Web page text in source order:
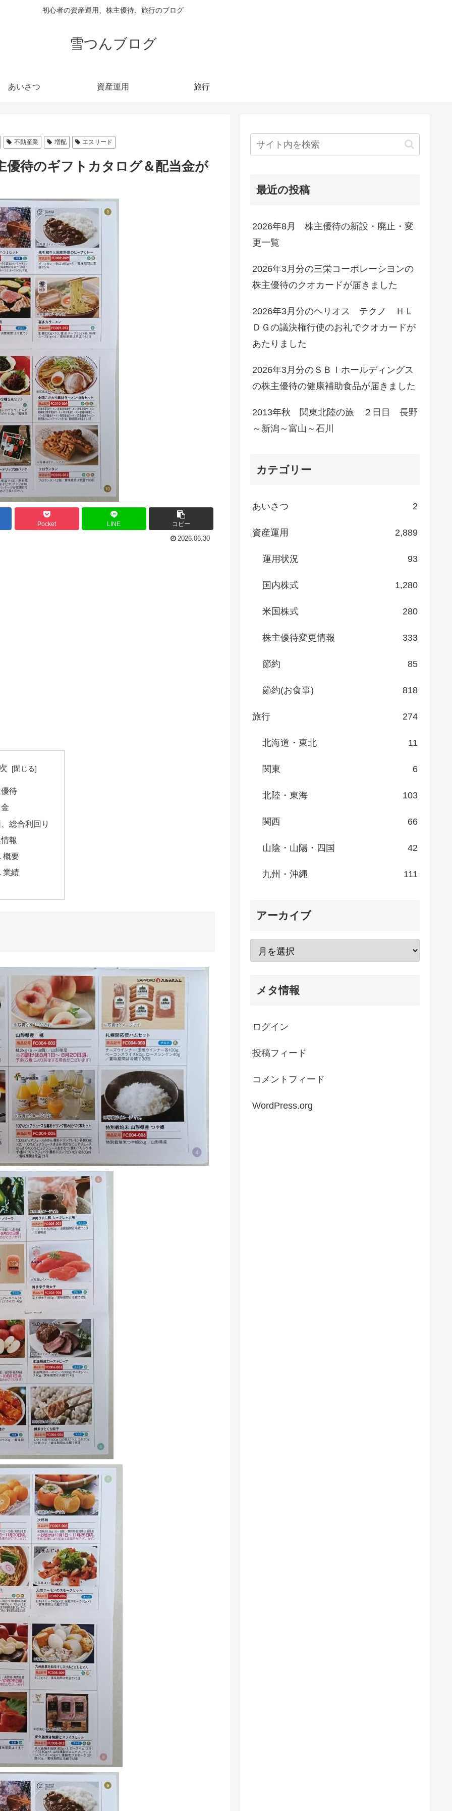
初心者の資産運用、株主優待、旅行のブログ
雪つんブログ
あいさつ 資産運用 旅行
不動産業 増配 エスリード
優待のギフトカタログ＆配当金が
Pocket LINE コピー
2026.06.30
待
総合利回り
報
概要
業績
最近の投稿
2026年8月 株主優待の新設・廃止・変
更一覧
2026年3月分の三栄コーポレーシヨンの
株主優待のクオカードが届きました
2026年3月分のヘリオス テクノ ＨＬ
ＤＧの議決権行使のお礼でクオカードが
あたりました
2026年3月分のＳＢＩホールディングス
の株主優待の健康補助食品が届きました
2013年秋 関東北陸の旅 ２日目 長野
～新潟～富山～石川
カテゴリー
あいさつ 2
資産運用 2,889
運用状況 93
国内株式 1,280
米国株式 280
株主優待変更情報 333
節約 85
節約(お食事) 818
旅行 274
北海道・東北 11
関東 6
北陸・東海 103
関西 66
山陰・山陽・四国 42
九州・沖縄 111
アーカイブ
メタ情報
ログイン
投稿フィード
コメントフィード
WordPress.org